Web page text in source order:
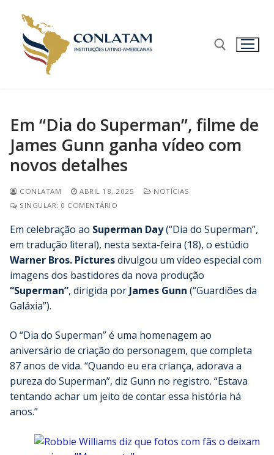
Em “Dia do Superman”, filme de
James Gunn ganha vídeo com
novos detalhes
CONLATAM ABRIL 18, 2025
NOTÍCIAS
SINGULAR: 0 COMENTÁRIO
Em celebração ao Superman Day(“Dia do Superman”,
em tradução literal), nesta sexta-feira (18), o estúdio
Warner Bros. Picturesdivulgou um vídeo especial com
imagens dos bastidores da nova produção
“Superman”, dirigida por James Gunn (“Guardiões da
Galáxia”).
O “Dia do Superman” é uma homenagem ao
aniversário de criação do personagem, que completa
87 anos de vida. “Quando eu era criança, adorava a
pureza do Superman”, diz Gunn no registro. “Estava
tentando achar um jeito de contar essa história há
anos.”